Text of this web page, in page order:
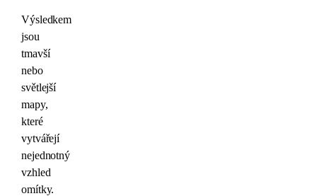
Výsledkem
jsou
tmavší
nebo
světlejší
mapy,
které
vytvářejí
nejednotný
vzhled
omítky.